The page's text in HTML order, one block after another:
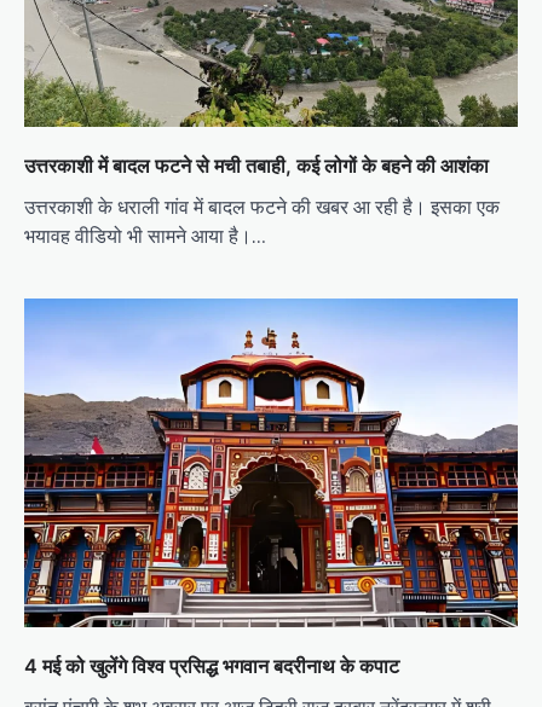
उत्तरकाशी में बादल फटने से मची तबाही, कई लोगों के बहने की आशंका
उत्तरकाशी के धराली गांव में बादल फटने की खबर आ रही है। इसका एक
भयावह वीडियो भी सामने आया है।…
4 मई को खुलेंगे विश्व प्रसिद्ध भगवान बदरीनाथ के कपाट